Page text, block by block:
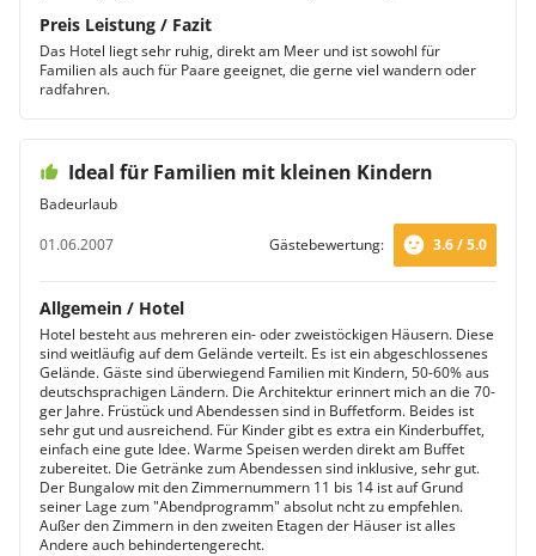
Preis Leistung / Fazit
Das Hotel liegt sehr ruhig, direkt am Meer und ist sowohl für
Familien als auch für Paare geeignet, die gerne viel wandern oder
radfahren.
Ideal für Familien mit kleinen Kindern
Badeurlaub
01.06.2007
Gästebewertung: 3.6 / 5.0
Allgemein / Hotel
Hotel besteht aus mehreren ein- oder zweistöckigen Häusern. Diese
sind weitläufig auf dem Gelände verteilt. Es ist ein abgeschlossenes
Gelände. Gäste sind überwiegend Familien mit Kindern, 50-60% aus
deutschsprachigen Ländern. Die Architektur erinnert mich an die 70-
ger Jahre. Früstück und Abendessen sind in Buffetform. Beides ist
sehr gut und ausreichend. Für Kinder gibt es extra ein Kinderbuffet,
einfach eine gute Idee. Warme Speisen werden direkt am Buffet
zubereitet. Die Getränke zum Abendessen sind inklusive, sehr gut.
Der Bungalow mit den Zimmernummern 11 bis 14 ist auf Grund
seiner Lage zum "Abendprogramm" absolut ncht zu empfehlen.
Außer den Zimmern in den zweiten Etagen der Häuser ist alles
Andere auch behindertengerecht.